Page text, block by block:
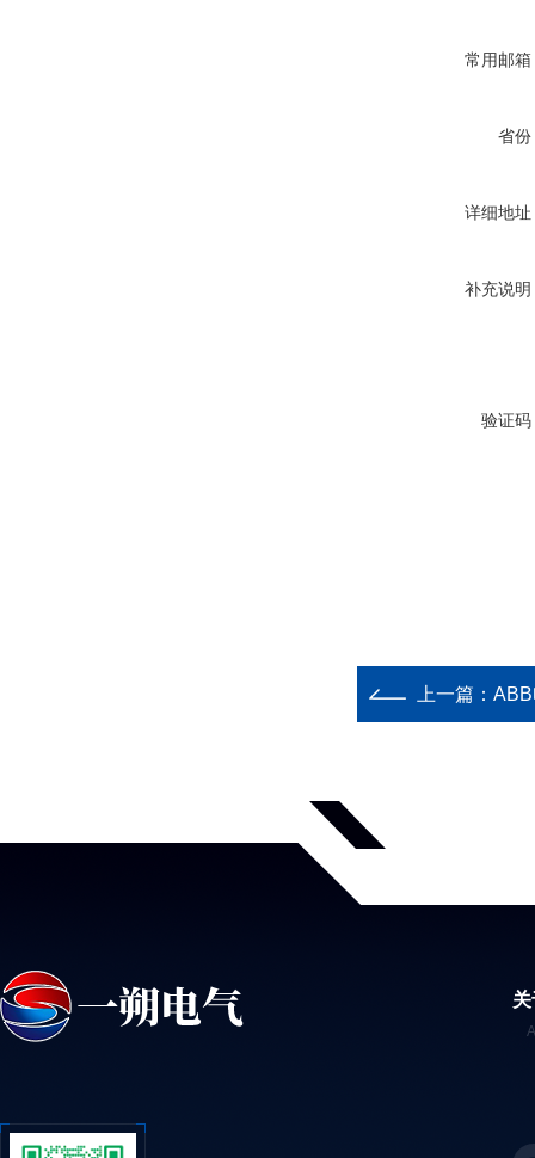
常用邮箱
省份
详细地址
补充说明
验证码
上一篇：